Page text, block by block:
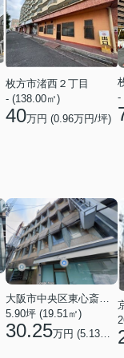
枚方市渚西２丁目
- (138.00㎡)
40万円 (0.96万円/坪)
-
5.90坪 (19.51㎡)
30.25万円 (5.13万円/坪)